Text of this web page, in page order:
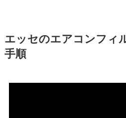
エッセのエアコンフィ
手順